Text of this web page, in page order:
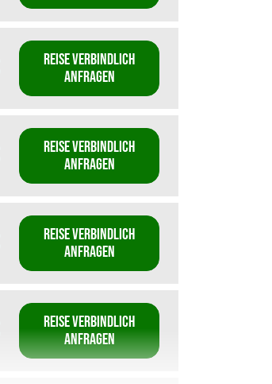
REISE VERBINDLICH
ANFRAGEN
REISE VERBINDLICH
ANFRAGEN
REISE VERBINDLICH
ANFRAGEN
REISE VERBINDLICH
ANFRAGEN